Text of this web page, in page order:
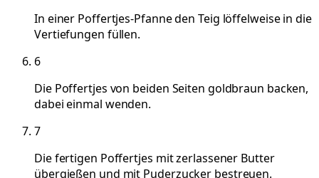
In einer Poffertjes-Pfanne den Teig löffelweise in die
Vertiefungen füllen.
6
Die Poffertjes von beiden Seiten goldbraun backen,
dabei einmal wenden.
7
Die fertigen Poffertjes mit zerlassener Butter
übergießen und mit Puderzucker bestreuen.